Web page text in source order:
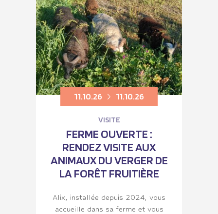
11.10.26 11.10.26
VISITE
FERME OUVERTE :
RENDEZ VISITE AUX
ANIMAUX DU VERGER DE
LA FORÊT FRUITIÈRE
Alix, installée depuis 2024, vous
accueille dans sa ferme et vous